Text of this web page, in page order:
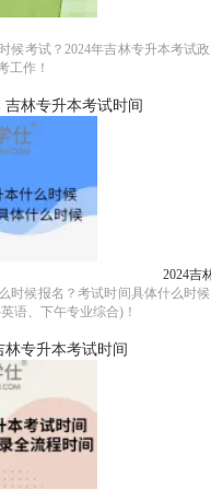
候考试？2024年吉林专升本考试
工作！
吉林专升本考试时间
2024吉
时候报名？考试时间具体什么时
语、下午专业综合)！
林专升本考试时间